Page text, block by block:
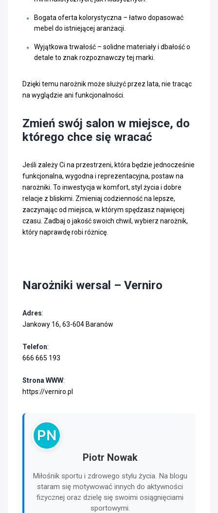
Bogata oferta kolorystyczna – łatwo dopasować
mebel do istniejącej aranżacji.
Wyjątkowa trwałość – solidne materiały i dbałość o
detale to znak rozpoznawczy tej marki.
Dzięki temu narożnik może służyć przez lata, nie tracąc
na wyglądzie ani funkcjonalności.
Zmień swój salon w miejsce, do
którego chce się wracać
Jeśli zależy Ci na przestrzeni, która będzie jednocześnie
funkcjonalna, wygodna i reprezentacyjna, postaw na
narożniki. To inwestycja w komfort, styl życia i dobre
relacje z bliskimi. Zmieniaj codzienność na lepsze,
zaczynając od miejsca, w którym spędzasz najwięcej
czasu. Zadbaj o jakość swoich chwil, wybierz narożnik,
który naprawdę robi różnicę.
Narożniki wersal – Verniro
Adres:
Jankowy 16, 63-604 Baranów
Telefon:
666 665 193
Strona WWW:
https://verniro.pl
PN
Piotr Nowak
Miłośnik sportu i zdrowego stylu życia. Na blogu
staram się motywować innych do aktywności
fizycznej oraz dzielę się swoimi osiągnięciami
sportowymi.